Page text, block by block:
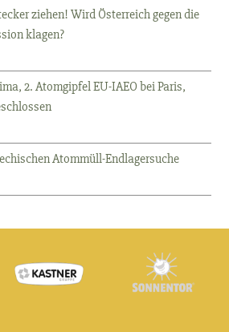
ziehen! Wird Österreich gegen die
klagen?
2. Atomgipfel EU-IAEO bei Paris,
Atommüll-Endlagersuche